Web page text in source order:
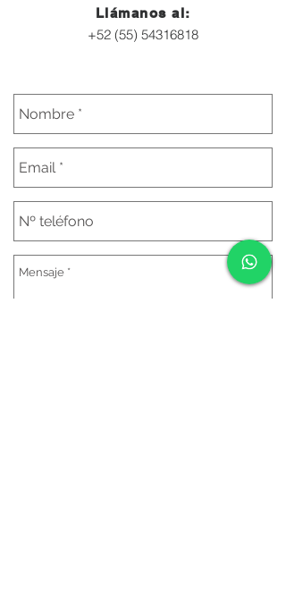
Llámanos al:
+52 (55) 54316818